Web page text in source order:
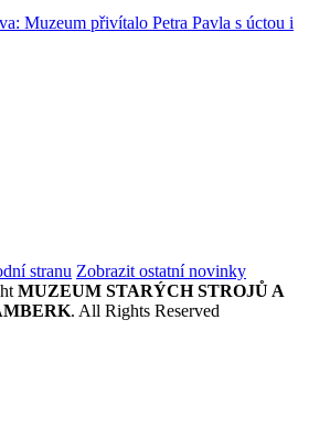
stranu Zobrazit ostatní novinky
MUZEUM STARÝCH STROJŮ A
. All Rights Reserved